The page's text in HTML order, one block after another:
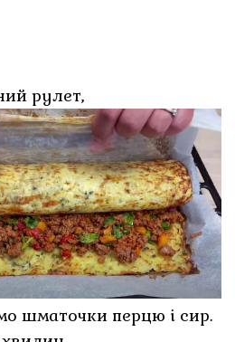
рулет,
шматочки перцю і сир.